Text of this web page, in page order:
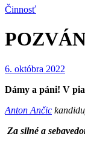
Činnosť
6. októbra 2022
Dámy a páni! V
Anton Ančic
Za silné a